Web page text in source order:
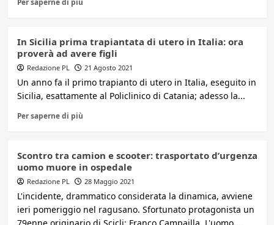
Per saperne di più
In Sicilia prima trapiantata di utero in Italia: ora
proverà ad avere figli
Redazione PL 21 Agosto 2021
Un anno fa il primo trapianto di utero in Italia, eseguito in
Sicilia, esattamente al Policlinico di Catania; adesso la...
Per saperne di più
Scontro tra camion e scooter: trasportato d’urgenza
uomo muore in ospedale
Redazione PL 28 Maggio 2021
L'incidente, drammatico considerata la dinamica, avviene
ieri pomeriggio nel ragusano. Sfortunato protagonista un